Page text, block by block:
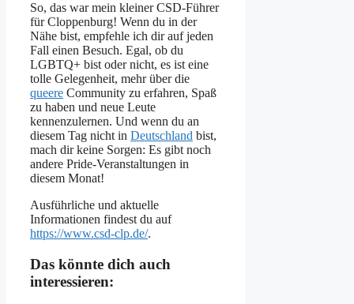
So, das war mein kleiner CSD-Führer
für Cloppenburg! Wenn du in der
Nähe bist, empfehle ich dir auf jeden
Fall einen Besuch. Egal, ob du
LGBTQ+ bist oder nicht, es ist eine
tolle Gelegenheit, mehr über die
queere Community zu erfahren, Spaß
zu haben und neue Leute
kennenzulernen. Und wenn du an
diesem Tag nicht in Deutschland bist,
mach dir keine Sorgen: Es gibt noch
andere Pride-Veranstaltungen in
diesem Monat!
Ausführliche und aktuelle
Informationen findest du auf
https://www.csd-clp.de/.
Das könnte dich auch
interessieren: